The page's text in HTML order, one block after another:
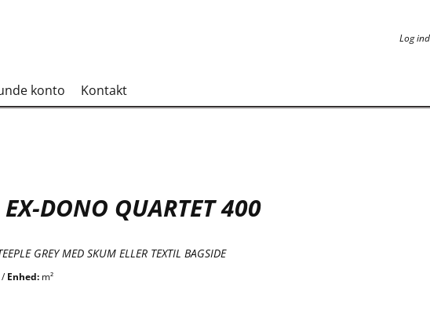
Log ind
konto Kontakt
EX-DONO QUARTET 400
GREY MED SKUM ELLER TEXTIL BAGSIDE
/Enhed: m²